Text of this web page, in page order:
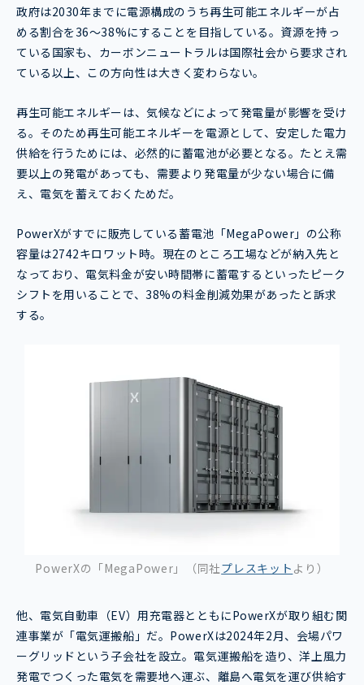
政府は2030年までに電源構成のうち再生可能エネルギーが占
める割合を36〜38%にすることを目指している。資源を持っ
ている国家も、カーボンニュートラルは国際社会から要求され
ている以上、この方向性は大きく変わらない。
再生可能エネルギーは、気候などによって発電量が影響を受け
る。そのため再生可能エネルギーを電源として、安定した電力
供給を行うためには、必然的に蓄電池が必要となる。たとえ需
要以上の発電があっても、需要より発電量が少ない場合に備
え、電気を蓄えておくためだ。
PowerXがすでに販売している蓄電池「MegaPower」の公称
容量は2742キロワット時。現在のところ工場などが納入先と
なっており、電気料金が安い時間帯に蓄電するといったピーク
シフトを用いることで、38%の料金削減効果があったと訴求
する。
PowerXの「MegaPower」（同社プレスキット より）
他、電気自動車（EV）用充電器とともにPowerXが取り組む関
連事業が「電気運搬船」だ。PowerXは2024年2月、会場パワ
ーグリッドという子会社を設立。電気運搬船を造り、洋上風力
発電でつくった電気を需要地へ運ぶ、離島へ電気を運び供給す